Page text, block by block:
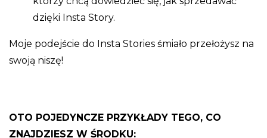
dzięki Insta Story.
Moje podejście do Insta Stories śmiało przełożysz na
swoją niszę!
OTO POJEDYNCZE PRZYKŁADY TEGO, CO
ZNAJDZIESZ W ŚRODKU: